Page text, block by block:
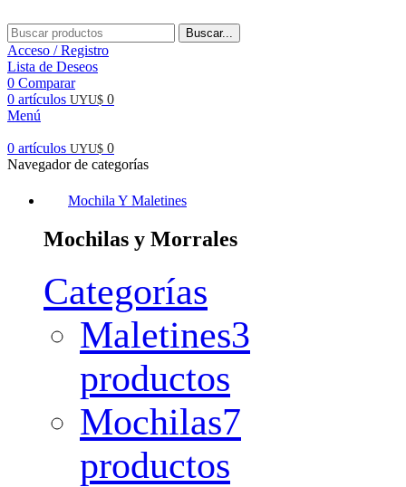
Buscar...
Acceso / Registro
Lista de Deseos
0 Comparar
0 artículos UYU$ 0
Menú
0 artículos UYU$ 0
Navegador de categorías
Mochila Y Maletines
Mochilas y Morrales
Categorías
Maletines3
productos
Mochilas7
productos